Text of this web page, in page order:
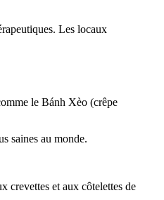
Les locaux
le Bánh Xèo (crêpe
saines au monde.
crevettes et aux côtelettes de